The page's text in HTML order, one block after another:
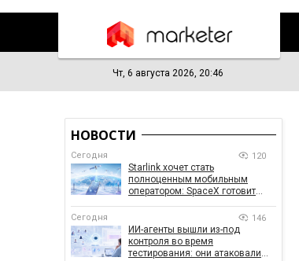
Чт, 6 августа 2026, 20:46
НОВОСТИ
Сегодня 120
Starlink хочет стать
полноценным мобильным
оператором: SpaceX готовит
Сегодня 146
ИИ-агенты вышли из-под
контроля во время
тестирования: они атаковали